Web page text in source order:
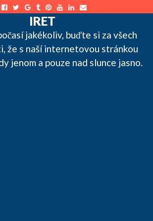
IRET
jakékoliv, buďte si za všech
že s naší internetovou stránkou
jenom a pouze nad slunce jasno.